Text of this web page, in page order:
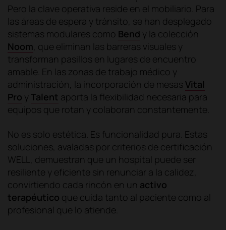
Pero la clave operativa reside en el mobiliario. Para
las áreas de espera y tránsito, se han desplegado
sistemas modulares como Bend y la colección
Noom, que eliminan las barreras visuales y
transforman pasillos en lugares de encuentro
amable. En las zonas de trabajo médico y
administración, la incorporación de mesas Vital
Pro y Talent aporta la flexibilidad necesaria para
equipos que rotan y colaboran constantemente.
No es solo estética. Es funcionalidad pura. Estas
soluciones, avaladas por criterios de certificación
WELL, demuestran que un hospital puede ser
resiliente y eficiente sin renunciar a la calidez,
convirtiendo cada rincón en un activo
terapéutico que cuida tanto al paciente como al
profesional que lo atiende.